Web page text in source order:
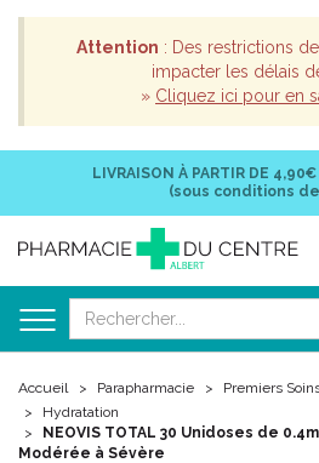
Attention : Des restrictions
impacter les délais
» Cliquez ici pour en
LIVRAISON À PARTIR DE
(sous conditions
Accueil Parapharmacie Premiers
Hydratation
NEOVIS TOTAL 30 Unidoses de
Modérée à Sévère